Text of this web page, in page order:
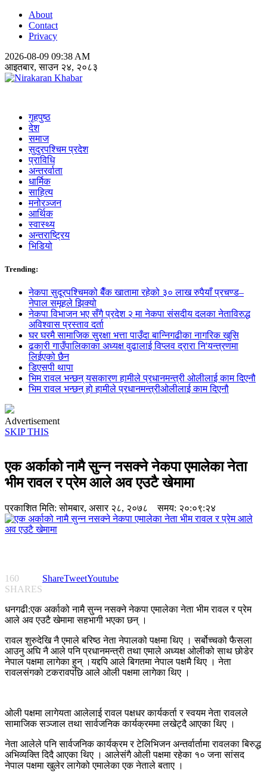
About
Contact
Privacy
2026-08-09 09:38 AM
आइतबार, साउन २४, २०८३
गृहपुष्ठ
देश
समाज
सुदुरपश्चिम प्रदेश
प्राविधि
अन्तरर्वाता
धार्मिक
साहित्य
मनोरञ्जन
आर्थिक
स्वास्थ्य
अन्तराष्ट्रिय
भिडियो
Trending:
नेकपा सुदूरपश्चिमको बैँक खातामा रहेको ३० लाख रुपैयाँ प्रचण्ड–
नेपाल समूहले झिक्य‍ो
नेकपा विभाजन भए सँगै प्रदेश २ मा नेकपा संसदीय दलका नेताविरुद्ध
अविश्वास प्रस्ताव दर्ता
घर घरमै सामाजिक सुुरक्षा भत्ता पाउँदा बान्निगढीका नागरिक खुसि
ढकारी गाउँपालिकाका अध्यक्ष वुढालाई विप्लव द्रारा नि'यन्त्रणमा
लिईएको छैन
डिएसपी थापा
भिम रावल भन्छन् यसकारण हामीले प्रधानमन्त्री ओलीलाई काम दिएनौ
भिम रावल भन्छन् हो हामीले प्रधानमन्त्रीओलीलाई काम दिएनौ
Advertisement
SKIP THIS
एक अर्काको नामै सुन्न नसक्ने नेकपा एमालेका नेता
भीम रावल र प्रेम आले अव एउटै खेमामा
प्रकाशित मिति:सोमबार, असार २८, २०७८ समय: २०:०९:२४
160
SHARES
ShareTweetYoutube
धनगढी:एक अर्काको नामै सुन्न नसक्ने नेकपा एमालेका नेता भीम रावल र प्रेम
आले अव एउटै खेमामा सहभागी भएका छन् ।
रावल शुरुदेखि नै एमाले बरिष्ठ नेता नेपालको पक्षमा थिए । सर्बोच्चको फैसला
आउनु अघि नै आले पनि प्रधानमन्त्री तथा एमाले अध्यक्ष ओलीको साथ छोडेर
नेपाल पक्षमा लागेका हुन् ।यद्दपि आले बिगतमा नेपाल पक्षमै थिए । नेता
रावलसंगको टकरावपछि आले ओली पक्षमा लागेका थिए ।
ओली पक्षमा लागेयता आलेलाई रावल पक्षधर कार्यकर्ता र स्वयम नेता रावलले
सामाजिक सञ्जाल तथा सार्वजनिक कार्यक्रममा लखेट्दै आएका थिए ।
नेता आलेले पनि सार्वजनिक कार्यक्रम र टेलिभिजन अन्तर्वार्तामा रावलका बिरुद्ध
अभिव्यक्ति दिदै आएका थिए । आलेसंगै ओली पक्षमा रहेका १० जना सांसद
नेपाल पक्षमा खुलेर लागेको एमालेका एक नेताले बताए ।